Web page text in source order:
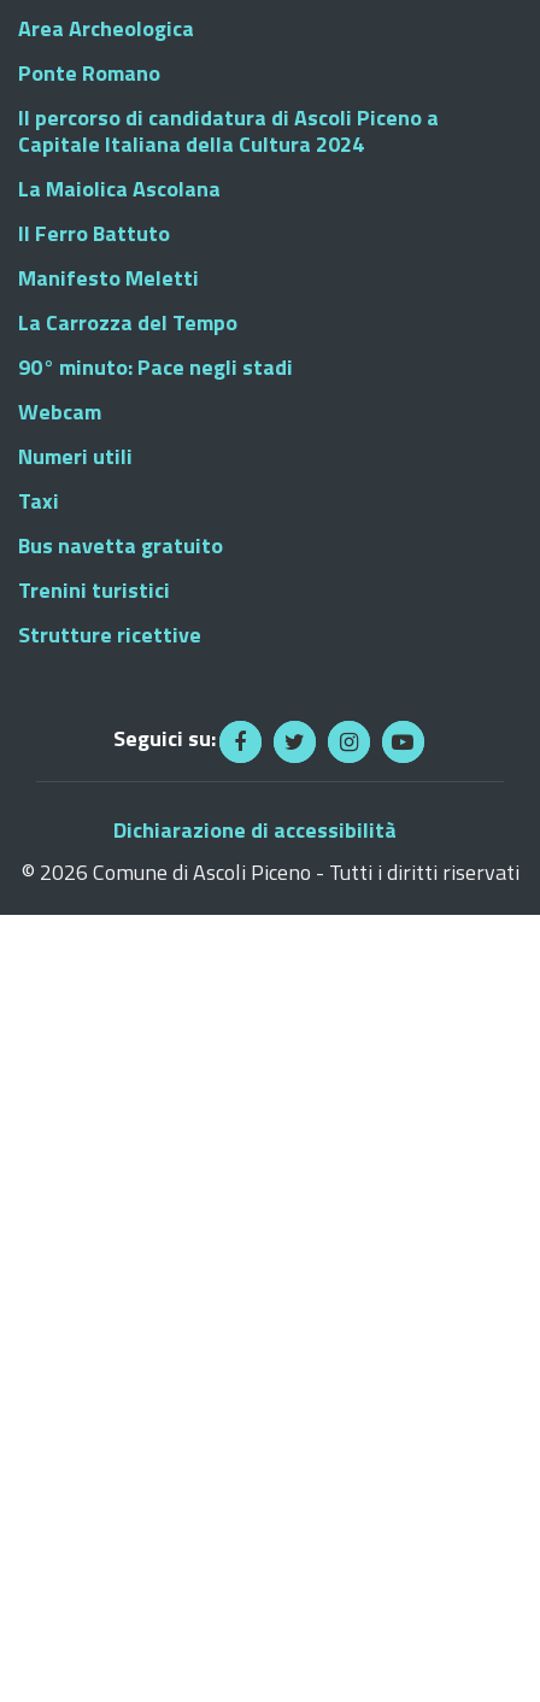
Area Archeologica
Ponte Romano
Il percorso di candidatura di Ascoli Piceno a
Capitale Italiana della Cultura 2024
La Maiolica Ascolana
Il Ferro Battuto
Manifesto Meletti
La Carrozza del Tempo
90° minuto: Pace negli stadi
Webcam
Numeri utili
Taxi
Bus navetta gratuito
Trenini turistici
Strutture ricettive
Seguici su:
Dichiarazione di accessibilità
© 2026 Comune di Ascoli Piceno - Tutti i diritti riservati